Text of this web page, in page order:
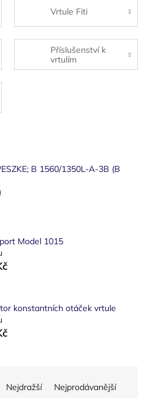
Vrtule Fiti
Příslušenství k
vrtulím
B 1560/1350L-A-3B (B
Model 1015
konstantních otáček vrtule
Nejdražší Nejprodávanější